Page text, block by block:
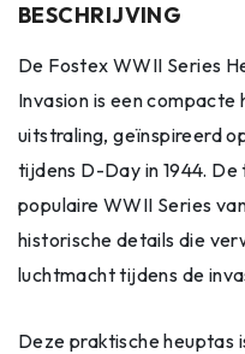
BESCHRIJVING
De Fostex WWII Series
Invasion is een
uitstraling, geïnspireerd
tijdens D-Day in 1944.
populaire WWII Series
historische details die
luchtmacht tijdens de
Deze praktische heuptas